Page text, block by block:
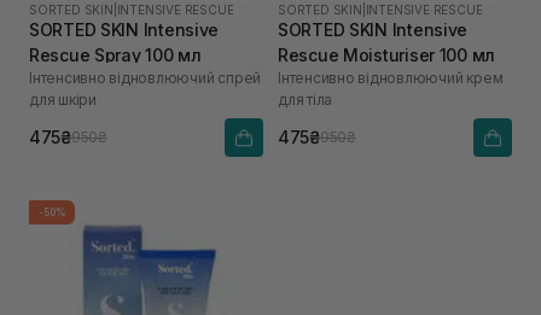
SORTED SKIN INTENSIVE RESCUE
SORTED SKIN Intensive
Rescue Spray 100 мл
Інтенсивно відновлюючий спрей
для шкіри
475₴950₴
SORTED SKIN INTENSIVE RESCUE
SORTED SKIN Intensive
Rescue Moisturiser 100 мл
Інтенсивно відновлюючий крем
для тіла
475₴950₴
-50%